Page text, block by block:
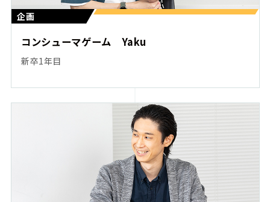
企画
コンシューマゲーム Yaku
新卒1年目